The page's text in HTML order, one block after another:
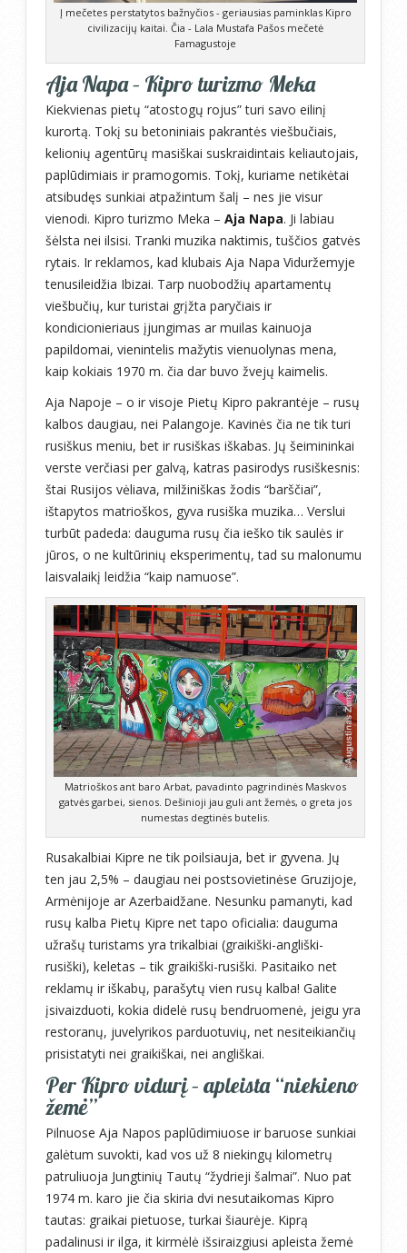
Į mečetes perstatytos bažnyčios - geriausias paminklas Kipro
civilizacijų kaitai. Čia - Lala Mustafa Pašos mečetė
Famagustoje
Aja Napa – Kipro turizmo Meka
Kiekvienas pietų “atostogų rojus” turi savo eilinį
kurortą. Tokį su betoniniais pakrantės viešbučiais,
kelionių agentūrų masiškai suskraidintais keliautojais,
paplūdimiais ir pramogomis. Tokį, kuriame netikėtai
atsibudęs sunkiai atpažintum šalį – nes jie visur
vienodi. Kipro turizmo Meka – Aja Napa. Ji labiau
šėlsta nei ilsisi. Tranki muzika naktimis, tuščios gatvės
rytais. Ir reklamos, kad klubais Aja Napa Viduržemyje
tenusileidžia Ibizai. Tarp nuobodžių apartamentų
viešbučių, kur turistai grįžta paryčiais ir
kondicionieriaus įjungimas ar muilas kainuoja
papildomai, vienintelis mažytis vienuolynas mena,
kaip kokiais 1970 m. čia dar buvo žvejų kaimelis.
Aja Napoje – o ir visoje Pietų Kipro pakrantėje – rusų
kalbos daugiau, nei Palangoje. Kavinės čia ne tik turi
rusiškus meniu, bet ir rusiškas iškabas. Jų šeimininkai
verste verčiasi per galvą, katras pasirodys rusiškesnis:
štai Rusijos vėliava, milžiniškas žodis “barščiai”,
ištapytos matrioškos, gyva rusiška muzika… Verslui
turbūt padeda: dauguma rusų čia ieško tik saulės ir
jūros, o ne kultūrinių eksperimentų, tad su malonumu
laisvalaikį leidžia “kaip namuose”.
Matrioškos ant baro Arbat, pavadinto pagrindinės Maskvos
gatvės garbei, sienos. Dešinioji jau guli ant žemės, o greta jos
numestas degtinės butelis.
Rusakalbiai Kipre ne tik poilsiauja, bet ir gyvena. Jų
ten jau 2,5% – daugiau nei postsovietinėse Gruzijoje,
Armėnijoje ar Azerbaidžane. Nesunku pamanyti, kad
rusų kalba Pietų Kipre net tapo oficialia: dauguma
užrašų turistams yra trikalbiai (graikiški-angliški-
rusiški), keletas – tik graikiški-rusiški. Pasitaiko net
reklamų ir iškabų, parašytų vien rusų kalba! Galite
įsivaizduoti, kokia didelė rusų bendruomenė, jeigu yra
restoranų, juvelyrikos parduotuvių, net nesiteikiančių
prisistatyti nei graikiškai, nei angliškai.
Per Kipro vidurį – apleista “niekieno
žemė”
Pilnuose Aja Napos paplūdimiuose ir baruose sunkiai
galėtum suvokti, kad vos už 8 niekingų kilometrų
patruliuoja Jungtinių Tautų “žydrieji šalmai”. Nuo pat
1974 m. karo jie čia skiria dvi nesutaikomas Kipro
tautas: graikai pietuose, turkai šiaurėje. Kiprą
padalinusi ir ilga, it kirmėlė išsiraizgiusi apleista žemė